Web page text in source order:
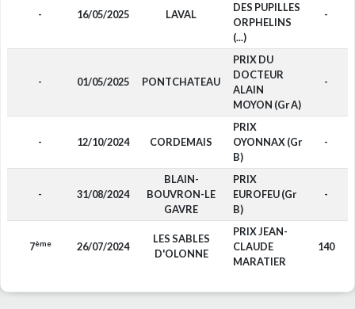
- 16/05/2025 LAVAL
DES PUPILLES
ORPHELINS
(...)
-
- 01/05/2025 PONTCHATEAU
PRIX DU
DOCTEUR
ALAIN
MOYON (Gr A)
-
- 12/10/2024 CORDEMAIS
PRIX
OYONNAX (Gr
B)
-
- 31/08/2024
BLAIN-
BOUVRON-LE
GAVRE
PRIX
EUROFEU (Gr
B)
-
7ème 26/07/2024
LES SABLES
D'OLONNE
PRIX JEAN-
CLAUDE
MARATIER
140